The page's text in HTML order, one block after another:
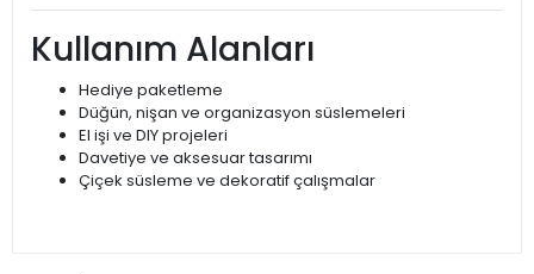
Kullanım Alanları
Hediye paketleme
Düğün, nişan ve organizasyon süslemeleri
El işi ve DIY projeleri
Davetiye ve aksesuar tasarımı
Çiçek süsleme ve dekoratif çalışmalar